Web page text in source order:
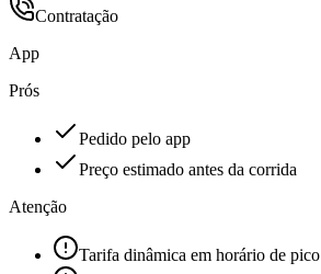
Contratação
App
Prós
Pedido pelo app
Preço estimado antes da corrida
Atenção
Tarifa dinâmica em horário de pico